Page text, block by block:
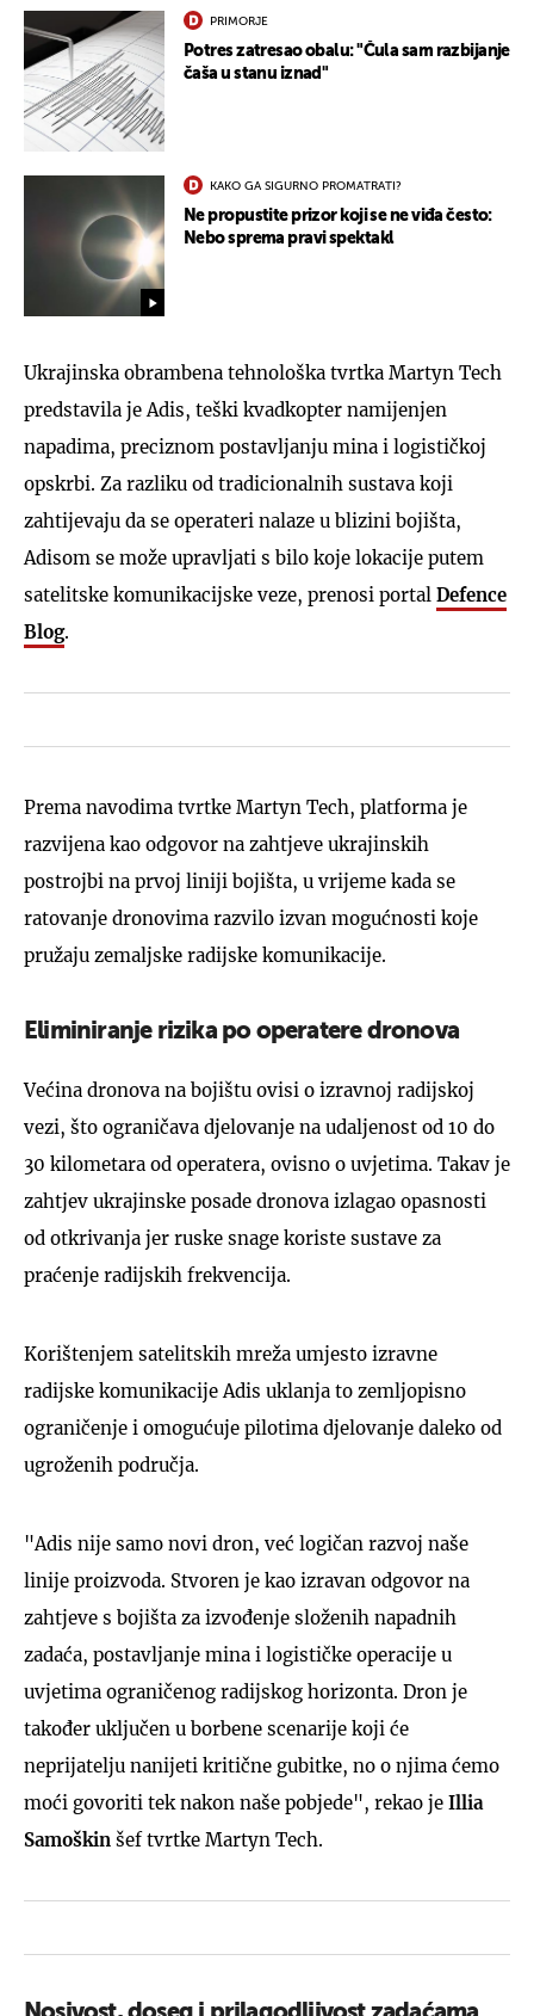
PRIMORJE
Potres zatresao obalu: "Čula sam razbijanje
čaša u stanu iznad"
KAKO GA SIGURNO PROMATRATI?
Ne propustite prizor koji se ne viđa često:
Nebo sprema pravi spektakl
Ukrajinska obrambena tehnološka tvrtka Martyn Tech
predstavila je Adis, teški kvadkopter namijenjen
napadima, preciznom postavljanju mina i logističkoj
opskrbi. Za razliku od tradicionalnih sustava koji
zahtijevaju da se operateri nalaze u blizini bojišta,
Adisom se može upravljati s bilo koje lokacije putem
satelitske komunikacijske veze, prenosi portal Defence
Blog.
Prema navodima tvrtke Martyn Tech, platforma je
razvijena kao odgovor na zahtjeve ukrajinskih
postrojbi na prvoj liniji bojišta, u vrijeme kada se
ratovanje dronovima razvilo izvan mogućnosti koje
pružaju zemaljske radijske komunikacije.
Eliminiranje rizika po operatere dronova
Većina dronova na bojištu ovisi o izravnoj radijskoj
vezi, što ograničava djelovanje na udaljenost od 10 do
30 kilometara od operatera, ovisno o uvjetima. Takav je
zahtjev ukrajinske posade dronova izlagao opasnosti
od otkrivanja jer ruske snage koriste sustave za
praćenje radijskih frekvencija.
Korištenjem satelitskih mreža umjesto izravne
radijske komunikacije Adis uklanja to zemljopisno
ograničenje i omogućuje pilotima djelovanje daleko od
ugroženih područja.
"Adis nije samo novi dron, već logičan razvoj naše
linije proizvoda. Stvoren je kao izravan odgovor na
zahtjeve s bojišta za izvođenje složenih napadnih
zadaća, postavljanje mina i logističke operacije u
uvjetima ograničenog radijskog horizonta. Dron je
također uključen u borbene scenarije koji će
neprijatelju nanijeti kritične gubitke, no o njima ćemo
moći govoriti tek nakon naše pobjede", rekao je Illia
Samoškin šef tvrtke Martyn Tech.